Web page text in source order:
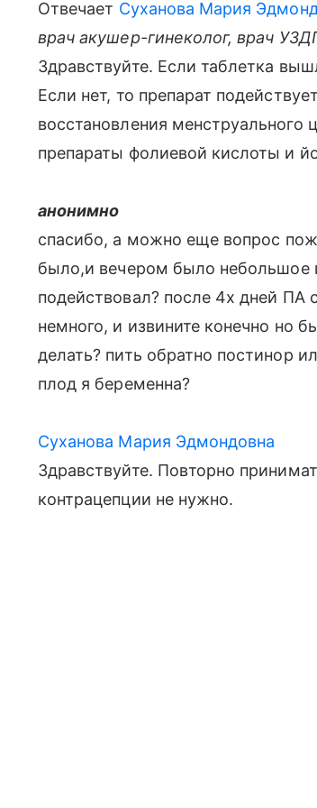
Отвечает Суханова Мария
врач акушер-гинеколог, врач
Здравствуйте. Если таблетка
Если нет, то препарат
восстановления
препараты фолиевой кислоты и
анонимно
спасибо, а можно еще вопрос
было,и вечером было небольшое
подействовал? после 4х дней
немного, и извините конечно но
делать? пить обратно постинор
плод я беременна?
Суханова Мария Эдмондовна
Здравствуйте. Повторно
контрацепции не нужно.